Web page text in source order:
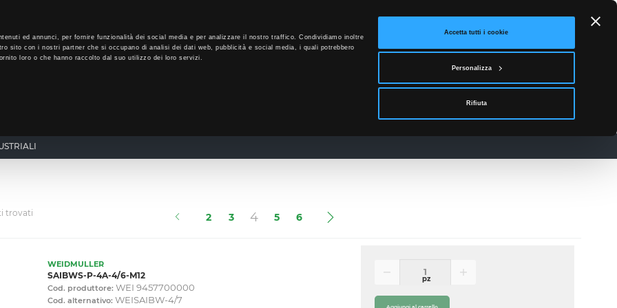
ed annunci, per fornire funzionalità dei social media e per analizzare il nostro traffico. Condividiamo inoltre
sito con i nostri partner che si occupano di analisi dei dati web, pubblicità e social media, i quali potrebbero
loro o che hanno raccolto dal suo utilizzo dei loro servizi.
Accetta tutti i cookie
Personalizza
Rifiuta
Accedi
News Contatti
trovati 2 3 4(current)
5 6
WEIDMULLER
SAIBWS-P-4A-4/6-M12
Cod. produttore: WEI 9457700000
Cod. alternativo: WEISAIBW-4/7
pz